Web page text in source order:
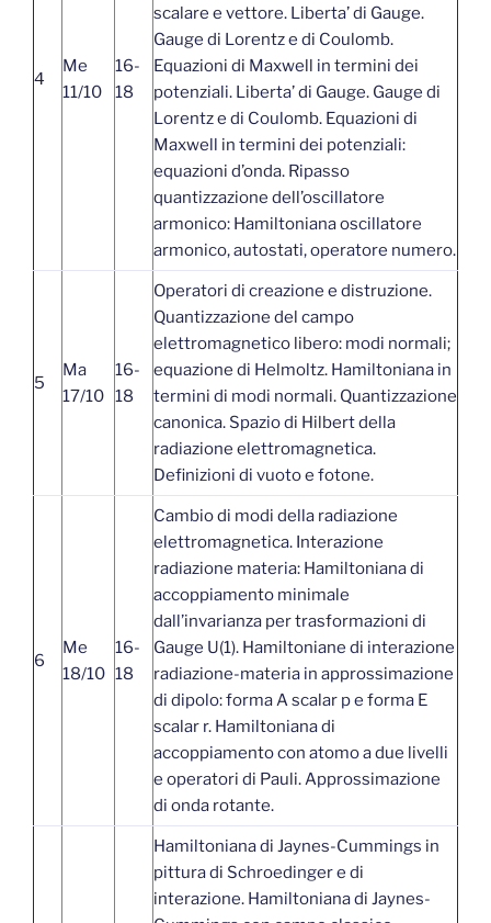
4
Me
11/10
16-
18
scalare e vettore. Liberta’ di Gauge.
Gauge di Lorentz e di Coulomb.
Equazioni di Maxwell in termini dei
potenziali. Liberta’ di Gauge. Gauge di
Lorentz e di Coulomb. Equazioni di
Maxwell in termini dei potenziali:
equazioni d’onda. Ripasso
quantizzazione dell’oscillatore
armonico: Hamiltoniana oscillatore
armonico, autostati, operatore numero.
5
Ma
17/10
16-
18
Operatori di creazione e distruzione.
Quantizzazione del campo
elettromagnetico libero: modi normali;
equazione di Helmoltz. Hamiltoniana in
termini di modi normali. Quantizzazione
canonica. Spazio di Hilbert della
radiazione elettromagnetica.
Definizioni di vuoto e fotone.
6
Me
18/10
16-
18
Cambio di modi della radiazione
elettromagnetica. Interazione
radiazione materia: Hamiltoniana di
accoppiamento minimale
dall’invarianza per trasformazioni di
Gauge U(1). Hamiltoniane di interazione
radiazione-materia in approssimazione
di dipolo: forma A scalar p e forma E
scalar r. Hamiltoniana di
accoppiamento con atomo a due livelli
e operatori di Pauli. Approssimazione
di onda rotante.
Hamiltoniana di Jaynes-Cummings in
pittura di Schroedinger e di
interazione. Hamiltoniana di Jaynes-